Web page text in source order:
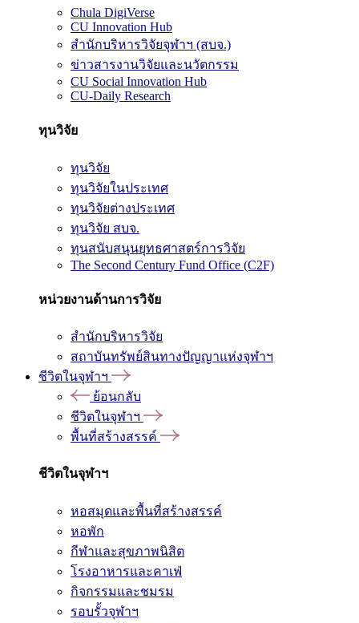
Chula DigiVerse
CU Innovation Hub
สำนักบริหารวิจัยจุฬาฯ (สบจ.)
ข่าวสารงานวิจัยและนวัตกรรม
CU Social Innovation Hub
CU-Daily Research
ทุนวิจัย
ทุนวิจัย
ทุนวิจัยในประเทศ
ทุนวิจัยต่างประเทศ
ทุนวิจัย สบจ.
ทุนสนับสนุนยุทธศาสตร์การวิจัย
The Second Century Fund Office (C2F)
หน่วยงานด้านการวิจัย
สำนักบริหารวิจัย
สถาบันทรัพย์สินทางปัญญาแห่งจุฬาฯ
ชีวิตในจุฬาฯ
ย้อนกลับ
ชีวิตในจุฬาฯ
พื้นที่สร้างสรรค์
ชีวิตในจุฬาฯ
หอสมุดและพื้นที่สร้างสรรค์
หอพัก
กีฬาและสุขภาพนิสิต
โรงอาหารและคาเฟ่
กิจกรรมและชมรม
รอบรั้วจุฬาฯ